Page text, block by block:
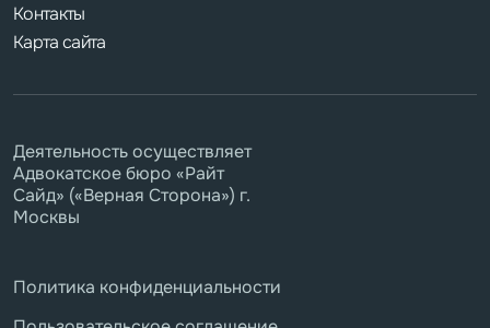
Контакты
Карта сайта
Деятельность осуществляет
Адвокатское бюро «Райт
Сайд» («Верная Сторона») г.
Москвы
Политика конфиденциальности